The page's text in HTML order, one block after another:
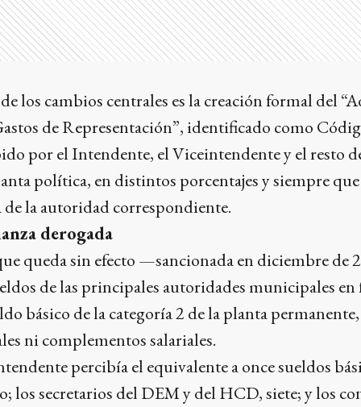
los cambios centrales es la creación formal del
de Representación”, identificado como
por el Intendente, el Viceintendente y el resto
política, en distintos porcentajes y siempre
de la autoridad correspondiente.
derogada
queda sin efecto —sancionada en diciembre de
de las principales autoridades municipales
básico de la categoría 2 de la planta
ni complementos salariales.
percibía el equivalente a once sueldos
los secretarios del DEM y del HCD, siete; y los